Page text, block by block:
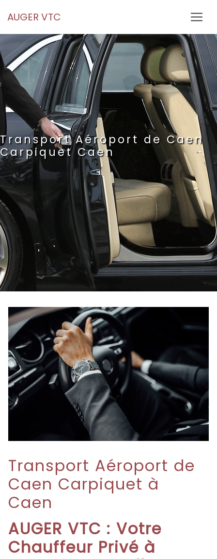
AUGER VTC
Transport Aéroport de Caen
Carpiquet Caen
Transport Aéroport de
Caen Carpiquet à
Caen
AUGER VTC : Votre
Chauffeur Privé à